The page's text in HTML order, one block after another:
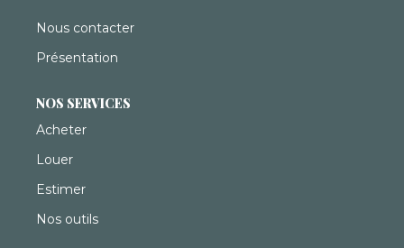
Nous contacter
Présentation
NOS SERVICES
Acheter
Louer
Estimer
Nos outils